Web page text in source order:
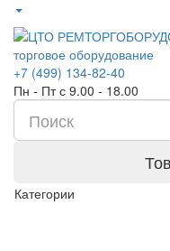
+7 (499) 134-82-40
Пн - Пт с 9.00 - 18.00
Категории